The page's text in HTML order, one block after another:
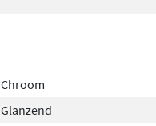
Chroom
Glanzend